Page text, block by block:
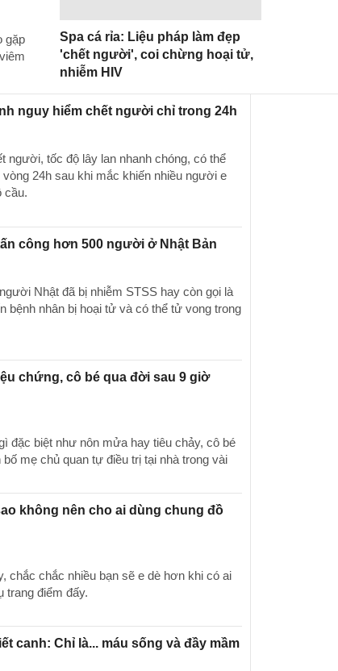
gặp
Spa cá rỉa: Liệu pháp làm đẹp
'chết người', coi chừng hoại tử,
nhiễm HIV
nguy hiểm chết người chỉ trong 24h
người, tốc độ lây lan nhanh chóng, có thể
24h sau khi mắc khiến nhiều người e
cầu.
công hơn 500 người ở Nhật Bản
Nhật đã bị nhiễm STSS hay còn gọi là
bệnh nhân bị hoại tử và có thể tử vong trong
chứng, cô bé qua đời sau 9 giờ
đặc biệt như nôn mửa hay tiêu chảy, cô bé
mẹ chủ quan tự điều trị tại nhà trong vài
không nên cho ai dùng chung đồ
chắc chắc nhiều bạn sẽ e dè hơn khi có ai
trang điểm đấy.
canh: Chỉ là... máu sống và đầy mầm